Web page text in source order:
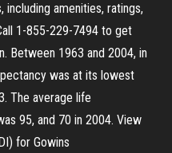
including amenities, ratings,
1-855-229-7494 to get
Between 1963 and 2004, in
was at its lowest
The average life
95, and 70 in 2004. View
for Gowins